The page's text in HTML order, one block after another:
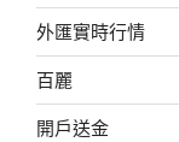
外匯實時行情
百麗
開戶送金